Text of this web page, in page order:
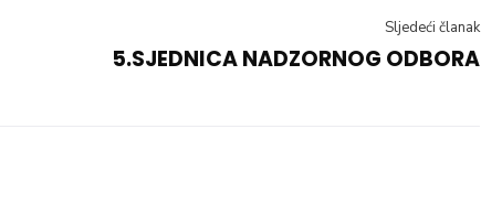
Sljedeći članak
5.SJEDNICA NADZORNOG ODBORA